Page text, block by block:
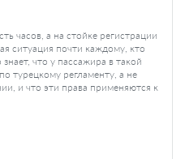
часов, а на стойке регистрации
ситуация почти каждому, кто
что у пассажира в такой
турецкому регламенту, а не
и что эти права применяются к